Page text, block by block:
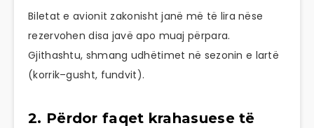
Biletat e avionit zakonisht janë më të lira nëse
rezervohen disa javë apo muaj përpara.
Gjithashtu, shmang udhëtimet në sezonin e lartë
(korrik–gusht, fundvit).
2. Përdor faqet krahasuese të